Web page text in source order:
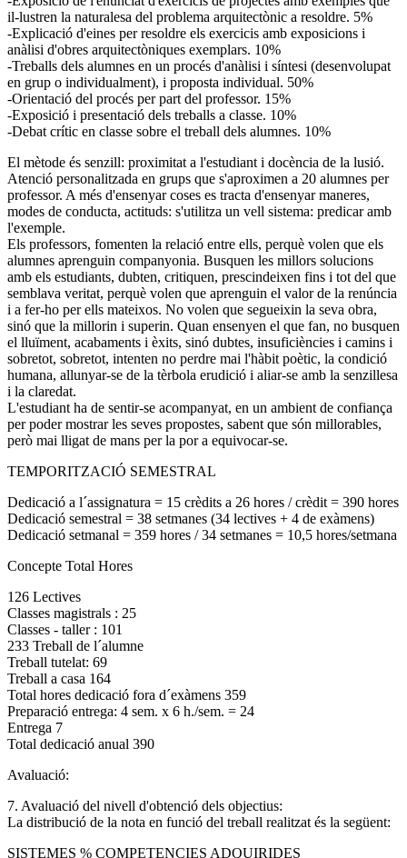
il-lustren la naturalesa del problema arquitectònic a resoldre. 5%
-Explicació d'eines per resoldre els exercicis amb exposicions i
anàlisi d'obres arquitectòniques exemplars. 10%
-Treballs dels alumnes en un procés d'anàlisi i síntesi (desenvolupat
en grup o individualment), i proposta individual. 50%
-Orientació del procés per part del professor. 15%
-Exposició i presentació dels treballs a classe. 10%
-Debat crític en classe sobre el treball dels alumnes. 10%
El mètode és senzill: proximitat a l'estudiant i docència de la lusió.
Atenció personalitzada en grups que s'aproximen a 20 alumnes per
professor. A més d'ensenyar coses es tracta d'ensenyar maneres,
modes de conducta, actituds: s'utilitza un vell sistema: predicar amb
l'exemple.
Els professors, fomenten la relació entre ells, perquè volen que els
alumnes aprenguin companyonia. Busquen les millors solucions
amb els estudiants, dubten, critiquen, prescindeixen fins i tot del que
semblava veritat, perquè volen que aprenguin el valor de la renúncia
i a fer-ho per ells mateixos. No volen que segueixin la seva obra,
sinó que la millorin i superin. Quan ensenyen el que fan, no busquen
el lluïment, acabaments i èxits, sinó dubtes, insuficiències i camins i
sobretot, sobretot, intenten no perdre mai l'hàbit poètic, la condició
humana, allunyar-se de la tèrbola erudició i aliar-se amb la senzillesa
i la claredat.
L'estudiant ha de sentir-se acompanyat, en un ambient de confiança
per poder mostrar les seves propostes, sabent que són millorables,
però mai lligat de mans per la por a equivocar-se.
TEMPORITZACIÓ SEMESTRAL
Dedicació a l´assignatura = 15 crèdits a 26 hores / crèdit = 390 hores
Dedicació semestral = 38 setmanes (34 lectives + 4 de exàmens)
Dedicació setmanal = 359 hores / 34 setmanes = 10,5 hores/setmana
Concepte Total Hores
126 Lectives
Classes magistrals : 25
Classes - taller : 101
233 Treball de l´alumne
Treball tutelat: 69
Treball a casa 164
Total hores dedicació fora d´exàmens 359
Preparació entrega: 4 sem. x 6 h./sem. = 24
Entrega 7
Total dedicació anual 390
Avaluació:
7. Avaluació del nivell d'obtenció dels objectius:
La distribució de la nota en funció del treball realitzat és la següent:
SISTEMES % COMPETENCIES ADQUIRIDES